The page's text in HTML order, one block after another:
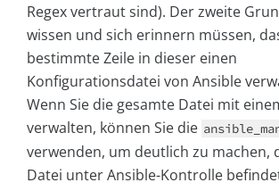
Regex vertraut sind). Der zweite
wissen und sich erinnern müssen,
bestimmte Zeile in dieser einen
Konfigurationsdatei von Ansible
Wenn Sie die gesamte Datei mit
verwalten, können Sie die
verwenden, um deutlich zu machen,
Datei unter Ansible-Kontrolle